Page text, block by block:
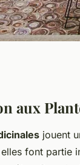
aux
jouent
font partie